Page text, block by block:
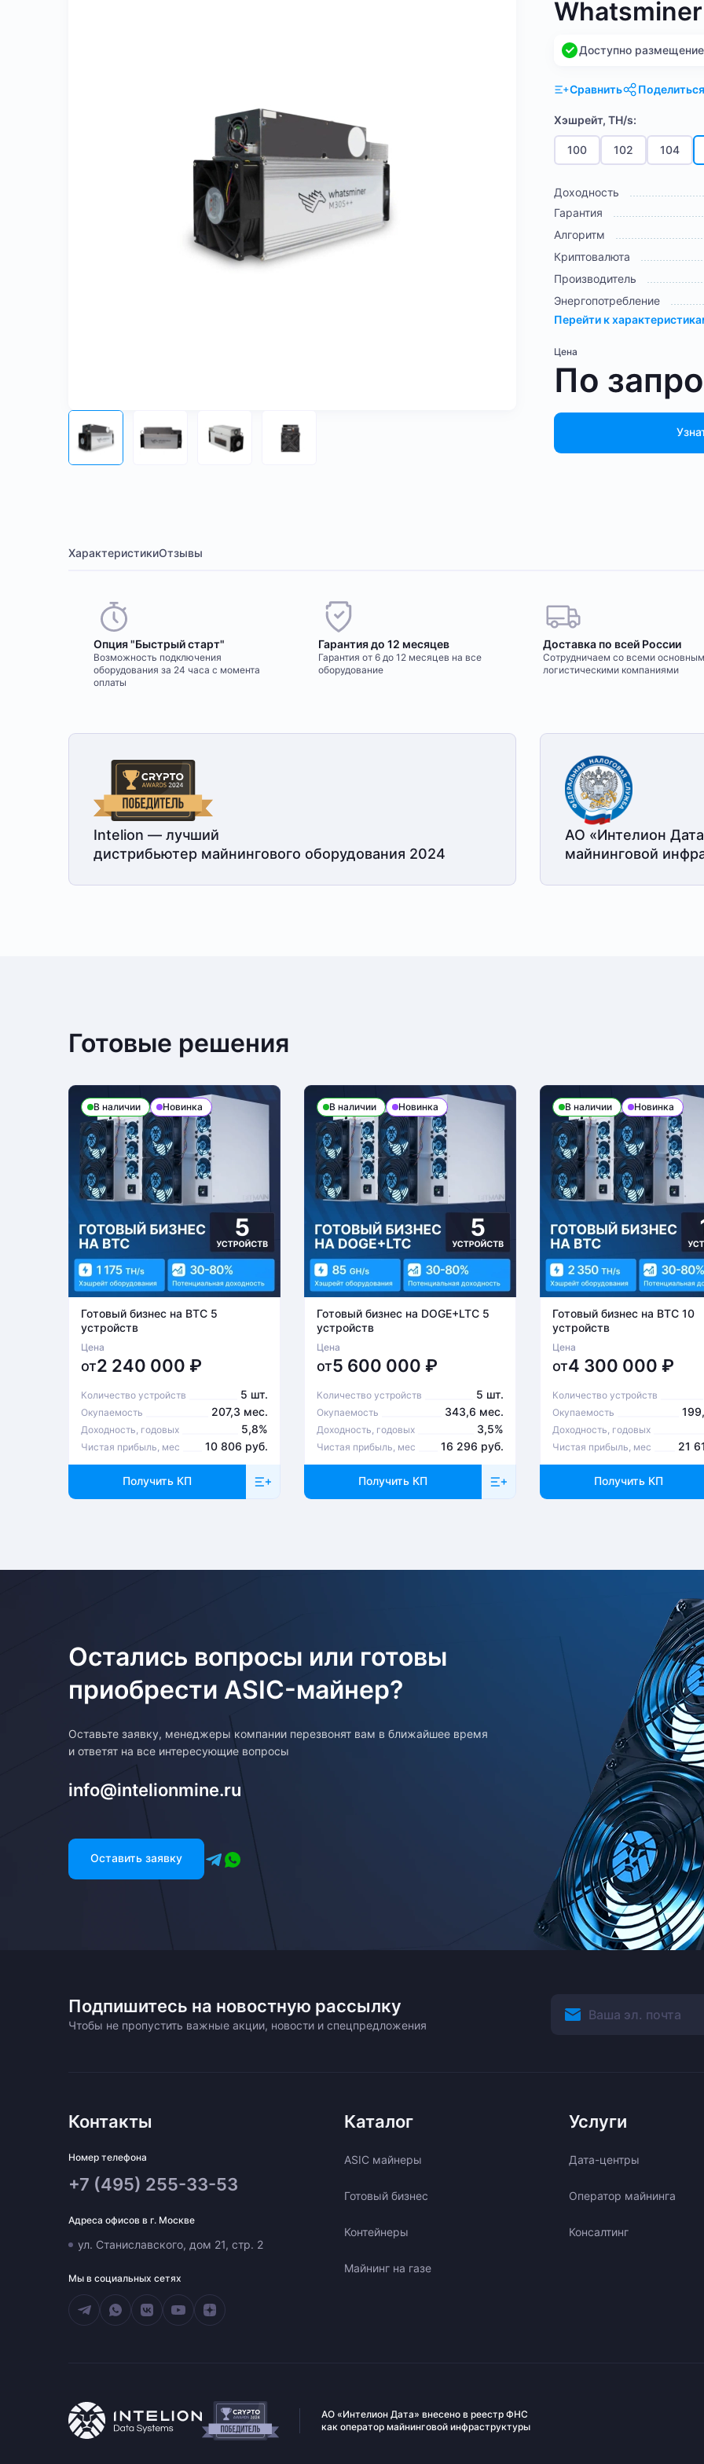
Доступно размещение
Сравнить Поделиться
Хэшрейт, TH/s:
100 102 104
Доходность
Гарантия
Алгоритм
Криптовалюта
Производитель
Энергопотребление
Перейти к
Цена
По
ХарактеристикиОтзывы
Опция "Быстрый старт"
Возможность подключения
оборудования за 24 часа с момента
оплаты
Гарантия до 12 месяцев
Гарантия от 6 до 12 месяцев на все
оборудование
Доставка по всей России
Сотрудничаем со всеми
логистическими компаниями
Intelion — лучший
дистрибьютер майнингового оборудования 2024
АО «Интелион
майнинговой
Готовые решения
В наличии Новинка
Готовый бизнес на BTC 5
устройств
Цена
от2 240 000 ₽
Количество устройств 5 шт.
Окупаемость 207,3 мес.
Доходность, годовых 5,8%
Чистая прибыль, мес 10 806 руб.
Получить КП
В наличии Новинка
Готовый бизнес на DOGE+LTC 5
устройств
Цена
от5 600 000 ₽
Количество устройств 5 шт.
Окупаемость 343,6 мес.
Доходность, годовых 3,5%
Чистая прибыль, мес 16 296 руб.
Получить КП
В наличии Новинка
Готовый бизнес на BTC 10
устройств
Цена
от4 300 000 ₽
Количество устройств
Окупаемость
Доходность, годовых
Чистая прибыль, мес 21
Получить КП
Остались вопросы или готовы
приобрести ASIC-майнер?
Оставьте заявку, менеджеры компании перезвонят вам в ближайшее время
и ответят на все интересующие вопросы
info@intelionmine.ru
Оставить заявку
Подпишитесь на новостную рассылку
Чтобы не пропустить важные акции, новости и спецпредложения
Контакты
Номер телефона
+7 (495) 255-33-53
Адреса офисов в г. Москве
ул. Станиславского, дом 21, стр. 2
Мы в социальных сетях
Каталог
ASIC майнеры
Готовый бизнес
Контейнеры
Майнинг на газе
Услуги
Дата-центры
Оператор майнинга
Консалтинг
АО «Интелион Дата» внесено в реестр ФНС
как оператор майнинговой инфраструктуры